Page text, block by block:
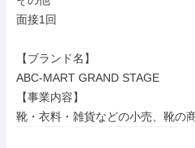
面接1回
【ブランド名】
ABC-MART GRAND STAGE
【事業内容】
靴・衣料・雑貨などの小売、靴の